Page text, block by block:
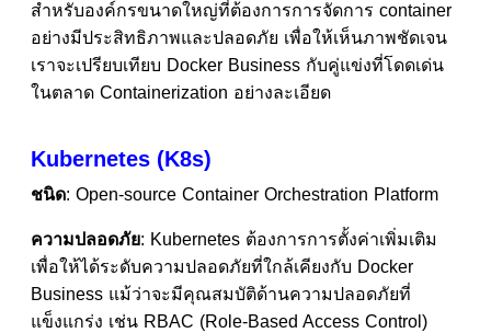
สำหรับองค์กรขนาดใหญ่ที่ต้องการการจัดการ container
อย่างมีประสิทธิภาพและปลอดภัย เพื่อให้เห็นภาพชัดเจน
เราจะเปรียบเทียบ Docker Business กับคู่แข่งที่โดดเด่น
ในตลาด Containerization อย่างละเอียด
Kubernetes (K8s)
ชนิด: Open-source Container Orchestration Platform
ความปลอดภัย: Kubernetes ต้องการการตั้งค่าเพิ่มเติม
เพื่อให้ได้ระดับความปลอดภัยที่ใกล้เคียงกับ Docker
Business แม้ว่าจะมีคุณสมบัติด้านความปลอดภัยที่
แข็งแกร่ง เช่น RBAC (Role-Based Access Control)